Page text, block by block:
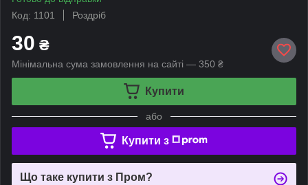
Код: 1101
Роздріб
30 ₴
Мінімальна сума замовлення на сайті — 350 ₴
Купити
або
Купити з
Що таке купити з Пром?